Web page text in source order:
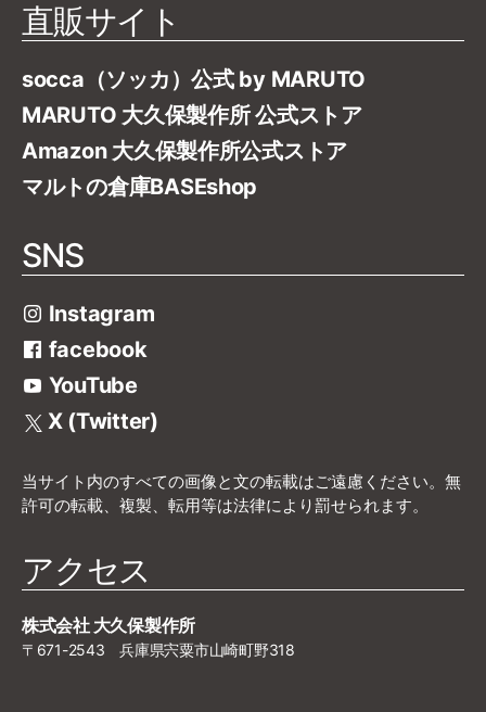
直販サイト
socca（ソッカ）公式 by MARUTO
MARUTO 大久保製作所 公式ストア
Amazon 大久保製作所公式ストア
マルトの倉庫BASEshop
SNS
Instagram
facebook
YouTube
X (Twitter)
当サイト内のすべての画像と文の転載はご遠慮ください。無
許可の転載、複製、転用等は法律により罰せられます。
アクセス
株式会社 大久保製作所
〒671-2543 兵庫県宍粟市山崎町野318